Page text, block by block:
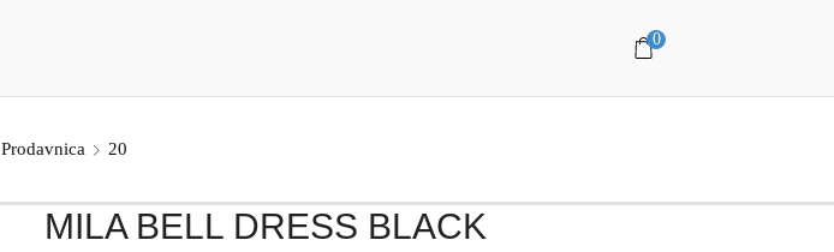
0
Prodavnica 20
MILA BELL DRESS BLACK